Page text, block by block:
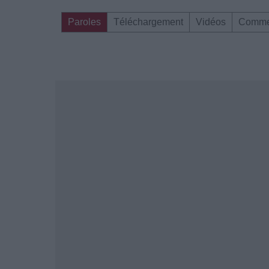
Paroles Téléchargement Vidéos